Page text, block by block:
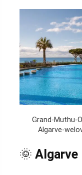
Grand-Muthu-
Algarve-
🌞